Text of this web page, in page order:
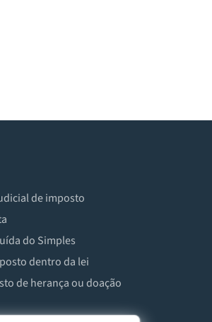
de imposto
do Simples
dentro da lei
de herança ou doação